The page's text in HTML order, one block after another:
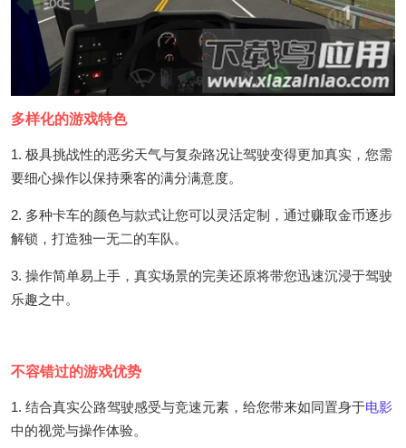
多样化的游戏特色
1. 极具挑战性的恶劣天气与复杂路况让驾驶变得更加真实，您需
要细心操作以保持乘客的满分满意度。
2. 多种卡车的颜色与款式让您可以灵活定制，通过赚取金币逐步
解锁，打造独一无二的车队。
3. 操作简单易上手，真实场景的完美还原将带您迅速沉浸于驾驶
乐趣之中。
不容错过的游戏优势
1. 结合真实公路驾驶感受与竞速元素，给您带来如同置身于电影
中的视觉与操作体验。